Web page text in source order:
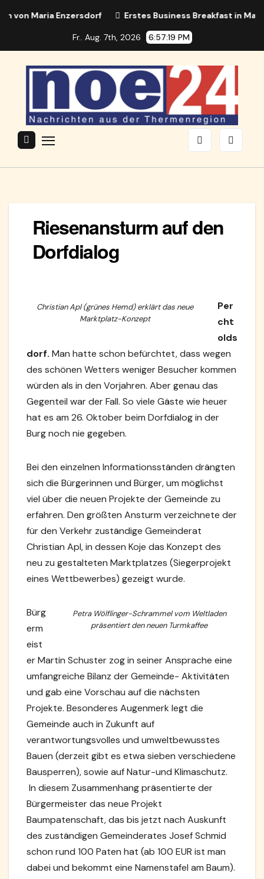
Maria Enzersdorf Erstes Business Breakfast in Maria
Fr.. Aug. 7th, 2026 6:57:20 PM
Riesenansturm auf den
Dorfdialog
Christian Apl (grünes Hemd) erklärt das neue
Marktplatz-Konzept
Per
cht
olds
dorf. Man hatte schon befürchtet, dass wegen
des schönen Wetters weniger Besucher kommen
würden als in den Vorjahren. Aber genau das
Gegenteil war der Fall. So viele Gäste wie heuer
hat es am 26. Oktober beim Dorfdialog in der
Burg noch nie gegeben.
Bei den einzelnen Informationsständen drängten
sich die Bürgerinnen und Bürger, um möglichst
viel über die neuen Projekte der Gemeinde zu
erfahren. Den größten Ansturm verzeichnete der
für den Verkehr zuständige Gemeinderat
Christian Apl, in dessen Koje das Konzept des
neu zu gestalteten Marktplatzes (Siegerprojekt
eines Wettbewerbes) gezeigt wurde.
Petra Wölflinger-Schrammel vom Weltladen
präsentiert den neuen Turmkaffee
Bürg
erm
eist
er Martin Schuster zog in seiner Ansprache eine
umfangreiche Bilanz der Gemeinde- Aktivitäten
und gab eine Vorschau auf die nächsten
Projekte. Besonderes Augenmerk legt die
Gemeinde auch in Zukunft auf
verantwortungsvolles und umweltbewusstes
Bauen (derzeit gibt es etwa sieben verschiedene
Bausperren), sowie auf Natur-und Klimaschutz.
In diesem Zusammenhang präsentierte der
Bürgermeister das neue Projekt
Baumpatenschaft, das bis jetzt nach Auskunft
des zuständigen Gemeinderates Josef Schmid
schon rund 100 Paten hat (ab 100 EUR ist man
dabei und bekommt eine Namenstafel am Baum).